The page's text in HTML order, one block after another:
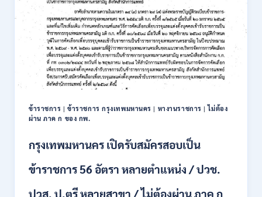
สมัคร
บุคคล
เพื่อ
บรรจุ
เป็น
พนักงาน
รัฐวิสาหกิจ
16
/
ป.ตรี
ส
+
ไป
ข้าราชการ |ข้าราชการ กรุงเทพมหานคร | หางานราชการ |ไม่ต้อง
ผ่าน ภาค ก ของ กพ.
กรุงเทพมหานคร เปิดรับสมัครสอบเป็น
ข้าราชการ 56 อัตรา หลายตำแหน่ง / ปวช.
ปวส. ป.ตรี หลายสาขา / ไม่ต้องผ่าน ภาค ก